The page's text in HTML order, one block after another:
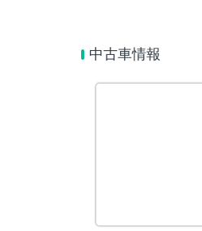
中古車情報